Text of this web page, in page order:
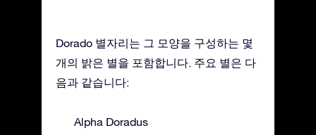
Dorado 별자리는 그 모양을 구성하는 몇
개의 밝은 별을 포함합니다. 주요 별은 다
음과 같습니다:
Alpha Doradus